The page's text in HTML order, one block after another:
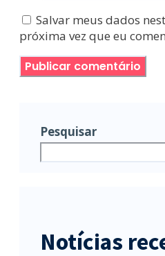
Salvar meus dados
próxima vez que eu
Pesquisar
Notícias